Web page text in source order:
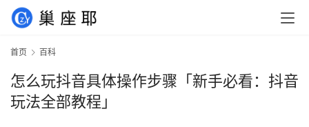
首页 百科
怎么玩抖音具体操作步骤「新手必看：抖音
玩法全部教程」